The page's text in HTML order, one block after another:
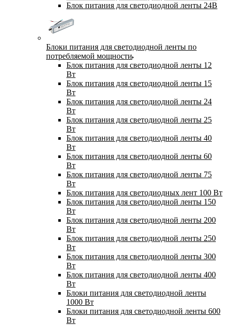
Блок питания для светодиодной ленты 24В
Блоки питания для светодиодной ленты по
потребляемой мощности
Блок питания для светодиодной ленты 12
Вт
Блок питания для светодиодной ленты 15
Вт
Блок питания для светодиодной ленты 24
Вт
Блок питания для светодиодной ленты 25
Вт
Блок питания для светодиодной ленты 40
Вт
Блок питания для светодиодной ленты 60
Вт
Блок питания для светодиодной ленты 75
Вт
Блок питания для светодиодных лент 100 Вт
Блок питания для светодиодной ленты 150
Вт
Блок питания для светодиодной ленты 200
Вт
Блок питания для светодиодной ленты 250
Вт
Блок питания для светодиодной ленты 300
Вт
Блок питания для светодиодной ленты 400
Вт
Блоки питания для светодиодной ленты
1000 Вт
Блоки питания для светодиодной ленты 600
Вт